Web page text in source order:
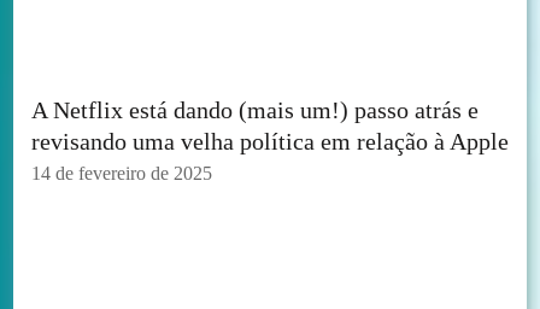
A Netflix está dando (mais um!) passo atrás e
revisando uma velha política em relação à Apple
14 de fevereiro de 2025